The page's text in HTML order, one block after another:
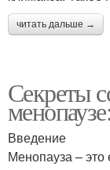
читать дальше →
Секреты
Введение
Менопауза – это